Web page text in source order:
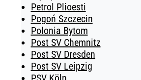
Petrol Plioesti
Pogoń Szczecin
Polonia Bytom
Post SV Chemnitz
Post SV Dresden
Post SV Leipzig